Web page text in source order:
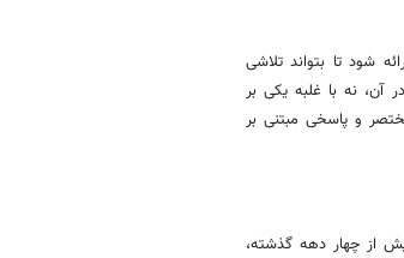
شود تا بتواند تلاشی
آن، نه با غلبه یکی بر
و پاسخی مبتنی بر
از چهار دهه گذشته،